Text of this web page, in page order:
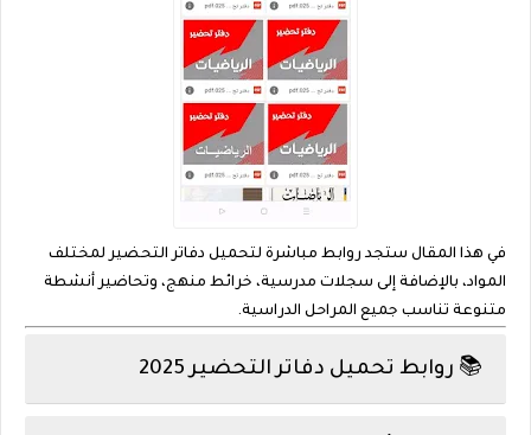
في هذا المقال ستجد روابط مباشرة لتحميلدفاتر التحضيرلمختلف
المواد، بالإضافة إلىسجلات مدرسية، خرائط منهج، وتحاضير أنشطة
متنوعة تناسب جميع المراحل الدراسية.
📚 روابط تحميل دفاتر التحضير 2025